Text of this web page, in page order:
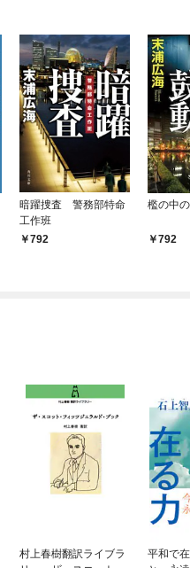
暗躍捜査 警務部特命
工作班
792
檻の中
792
村上春樹翻訳ライブラ
平和で